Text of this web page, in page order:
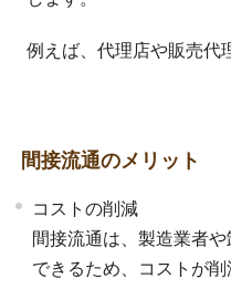
例えば、代理店や販売代
間接流通のメリット
コストの削減
間接流通は、製造業者
できるため、コストが削